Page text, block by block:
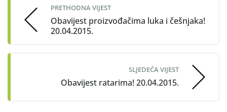
PRETHODNA VIJEST
Obavijest proizvođačima luka i češnjaka!
20.04.2015.
SLJEDEĆA VIJEST
Obavijest ratarima! 20.04.2015.